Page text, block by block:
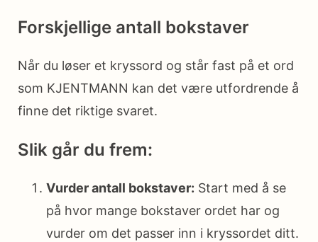
Forskjellige antall bokstaver
Når du løser et kryssord og står fast på et ord
som KJENTMANN kan det være utfordrende å
finne det riktige svaret.
Slik går du frem:
Vurder antall bokstaver: Start med å se
på hvor mange bokstaver ordet har og
vurder om det passer inn i kryssordet ditt.